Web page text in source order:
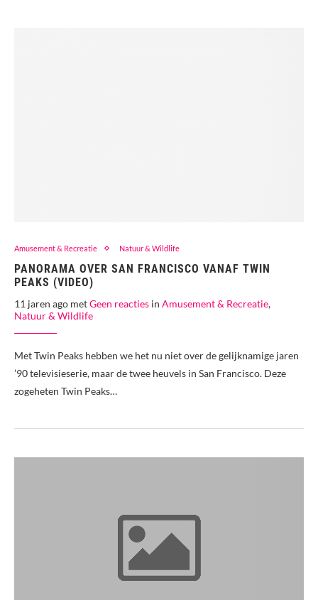
Amusement & Recreatie Natuur & Wildlife
PANORAMA OVER SAN FRANCISCO VANAF TWIN
PEAKS (VIDEO)
11 jaren ago metGeen reacties in Amusement & Recreatie,
Natuur & Wildlife
Met Twin Peaks hebben we het nu niet over de gelijknamige jaren
’90 televisieserie, maar de twee heuvels in San Francisco. Deze
zogeheten Twin Peaks…